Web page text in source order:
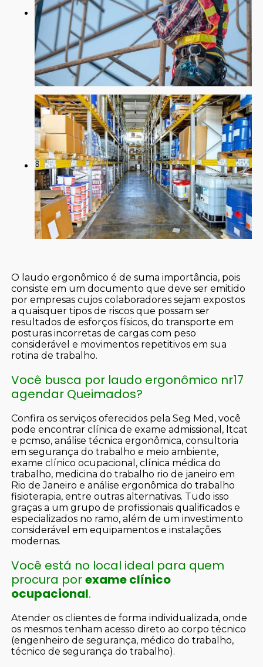
O laudo ergonômico é de suma importância, pois
consiste em um documento que deve ser emitido
por empresas cujos colaboradores sejam expostos
a quaisquer tipos de riscos que possam ser
resultados de esforços físicos, do transporte em
posturas incorretas de cargas com peso
considerável e movimentos repetitivos em sua
rotina de trabalho.
Você busca por laudo ergonômico nr17
agendar Queimados?
Confira os serviços oferecidos pela Seg Med, você
pode encontrar clínica de exame admissional, ltcat
e pcmso, análise técnica ergonômica, consultoria
em segurança do trabalho e meio ambiente,
exame clínico ocupacional, clínica médica do
trabalho, medicina do trabalho rio de janeiro em
Rio de Janeiro e análise ergonômica do trabalho
fisioterapia, entre outras alternativas. Tudo isso
graças a um grupo de profissionais qualificados e
especializados no ramo, além de um investimento
considerável em equipamentos e instalações
modernas.
Você está no local ideal para quem
procura porexame clínico
ocupacional.
Atender os clientes de forma individualizada, onde
os mesmos tenham acesso direto ao corpo técnico
(engenheiro de segurança, médico do trabalho,
técnico de segurança do trabalho).